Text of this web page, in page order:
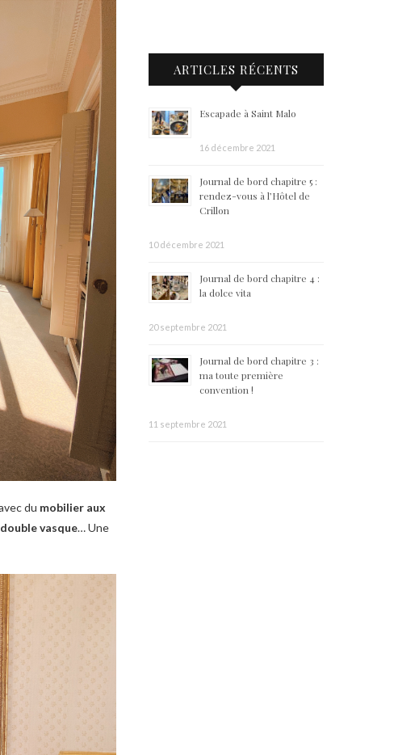
du mobilier aux
vasque… Une
ARTICLES RÉCENTS
Escapade à Saint Malo
16 décembre 2021
Journal de bord chapitre 5 :
rendez-vous à l’Hôtel de
Crillon
10 décembre 2021
Journal de bord chapitre 4 :
la dolce vita
20 septembre 2021
Journal de bord chapitre 3 :
ma toute première
convention !
11 septembre 2021